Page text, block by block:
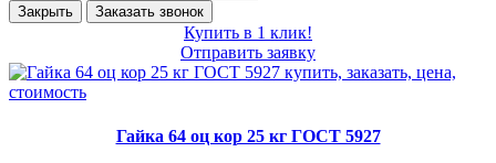
Закрыть Заказать звонок
Купить в 1 клик!
Отправить заявку
Гайка 64 оц кор 25 кг ГОСТ 5927